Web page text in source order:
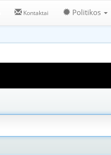
Kontaktai Politikos